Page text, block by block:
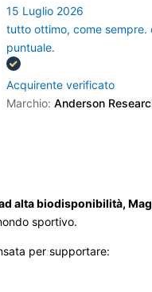
15 Luglio 2026
tutto ottimo, come sempre.
puntuale.
Acquirente verificato
Marchio:Anderson
alta biodisponibilità,
sportivo.
per supportare: